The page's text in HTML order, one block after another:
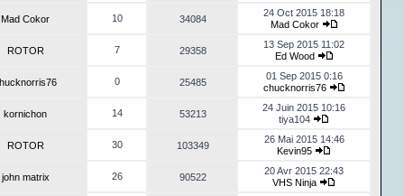
Mad Cokor 10 34084
24 Oct 2015 18:18
Mad Cokor
ROTOR 7 29358
13 Sep 2015 11:02
Ed Wood
0 25485
01 Sep 2015 0:16
chucknorris76
kornichon 14 53213
24 Juin 2015 10:16
tiya104
ROTOR 30 103349
26 Mai 2015 14:46
Kevin95
john matrix 26 90522
20 Avr 2015 22:43
VHS Ninja